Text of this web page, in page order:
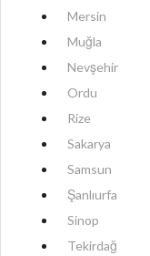
Mersin
Muğla
Nevşehir
Ordu
Rize
Sakarya
Samsun
Şanlıurfa
Sinop
Tekirdağ